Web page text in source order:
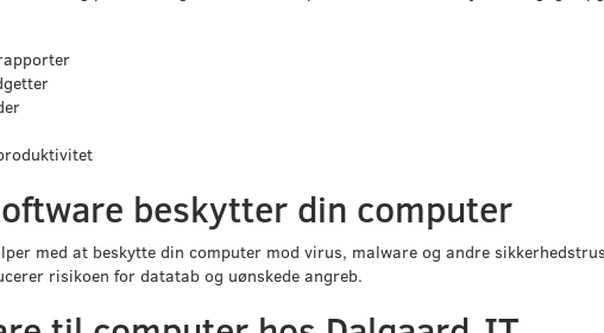
beskytter din computer
med at beskytte din computer mod virus, malware og andre
risikoen for datatab og uønskede angreb.